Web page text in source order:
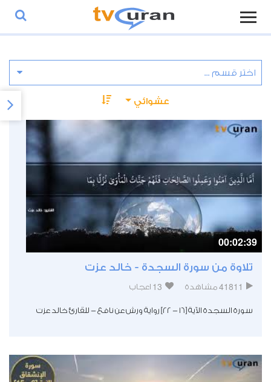
عشوائي
00:02:39
تلاوة من سورة السجدة - خالد عزت
41811 مشاهدة 13 اعجاب
سورة السجدة الآية [16 - 22] رواية ورش عن نافع - للقارئ خالد عزت